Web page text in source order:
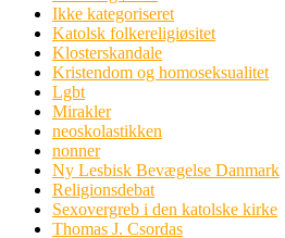
Ikke kategoriseret
Katolsk folkereligiøsitet
Klosterskandale
Kristendom og homoseksualitet
Lgbt
Mirakler
neoskolastikken
nonner
Ny Lesbisk Bevægelse Danmark
Religionsdebat
Sexovergreb i den katolske kirke
Thomas J. Csordas